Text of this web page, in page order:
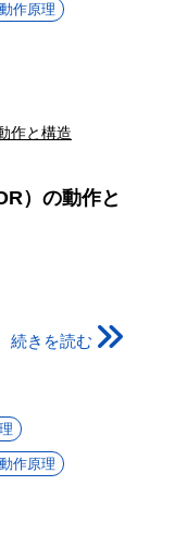
作原理
）の動作と
続きを読む
作原理